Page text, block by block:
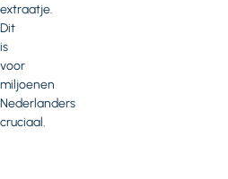
extraatje.
Dit
is
voor
miljoenen
Nederlanders
cruciaal.